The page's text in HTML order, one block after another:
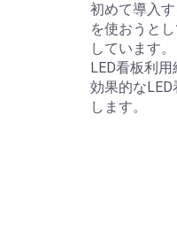
初めて導入
を使おうと
しています。
LED看板利
効果的な
します。